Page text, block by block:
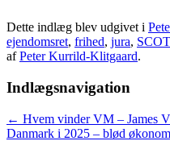
Dette indlæg blev udgivet i
ejendomsret, frihed, jura,
afPeter Kurrild-Klitgaard.
Indlægsnavigation
← Hvem vinder VM – James
Danmark i 2025 – blød